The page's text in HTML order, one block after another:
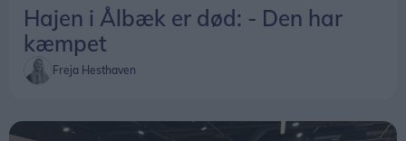
Hajen i Ålbæk er død: - Den har
kæmpet
Freja Hesthaven